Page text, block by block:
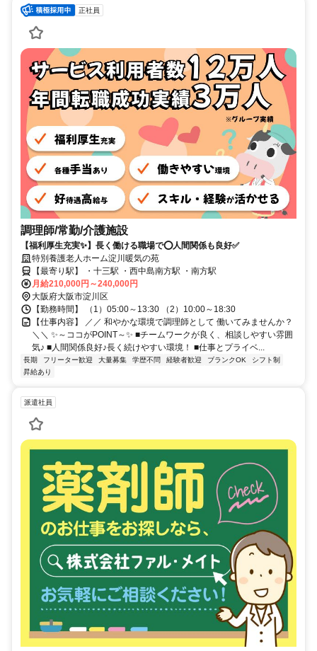
正社員
調理師/常勤/介護施設
【福利厚生充実✨】長く働ける職場で⭕️人間関係も良好✅️
特別養護老人ホーム淀川暖気の苑
【最寄り駅】 ・十三駅 ・西中島南方駅 ・南方駅
月給210,000円～240,000円
大阪府大阪市淀川区
【勤務時間】 （1）05:00～13:30 （2）10:00～18:30
【仕事内容】 ／／ 和やかな環境で調理師として 働いてみませんか？
＼＼ ✨～ココがPOINT～✨ ■チームワークが良く、相談しやすい雰囲
気♪ ■人間関係良好♪長く続けやすい環境！ ■仕事とプライベ...
長期 フリーター歓迎 大量募集 学歴不問 経験者歓迎 ブランクOK
シフト制
昇給あり
派遣社員